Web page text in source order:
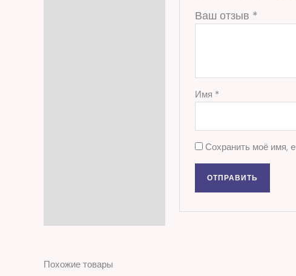
Ваш отзыв *
Имя *
Сохранить моё имя,
Похожие товары